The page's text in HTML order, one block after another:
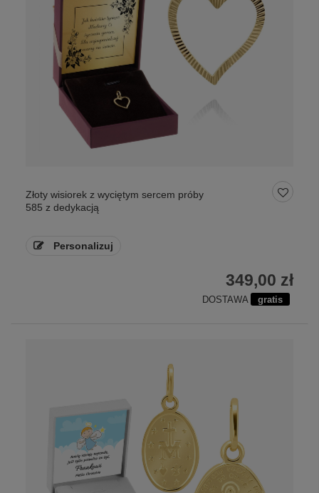
Złoty wisiorek z wyciętym sercem próby
585 z dedykacją
Personalizuj
349,00 zł
DOSTAWA gratis